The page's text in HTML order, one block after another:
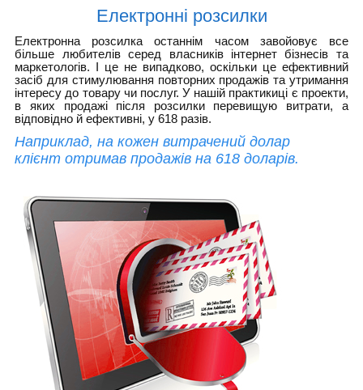
Електронні розсилки
Електронна розсилка останнім часом завойовує все
більше любителів серед власників інтернет бізнесів та
маркетологів. І це не випадково, оскільки це ефективний
засіб для стимулювання повторних продажів та утримання
інтересу до товару чи послуг. У нашій практикиці є проекти,
в яких продажі після розсилки перевищую витрати, а
відповідно й ефективні, у 618 разів.
Наприклад, на кожен витрачений долар
клієнт отримав продажів на 618 доларів.